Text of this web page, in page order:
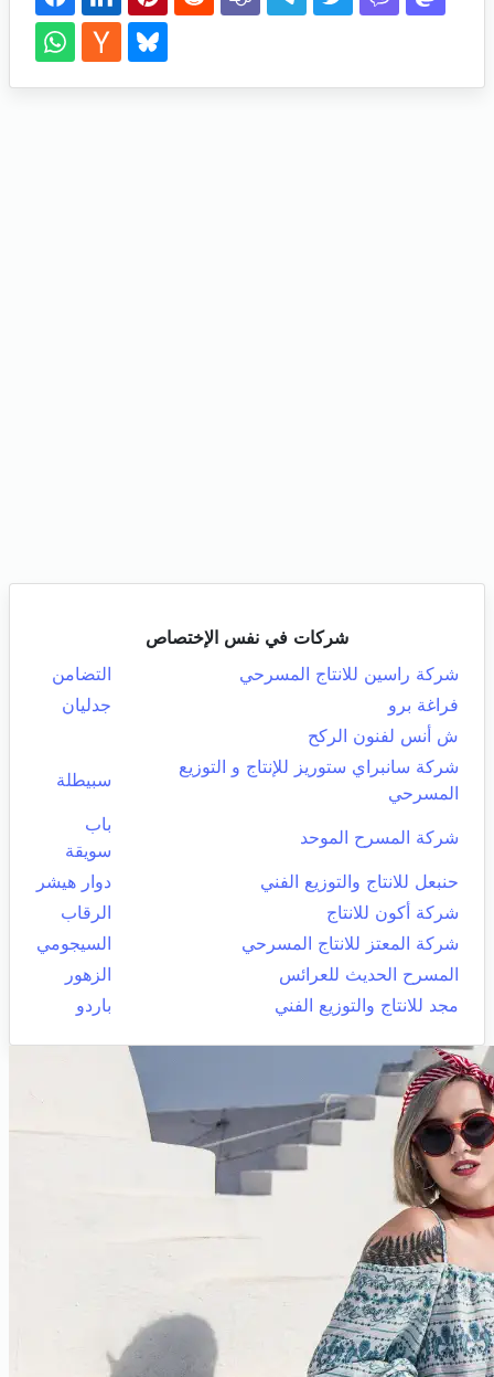
شركات في نفس الإختصاص
شركة راسين للانتاج المسرحي
التضامن
فراغة برو
جدليان
ش أنس لفنون الركح
شركة سانبراي ستوريز للإنتاج و التوزيع
المسرحي
سبيطلة
شركة المسرح الموحد
باب
سويقة
حنبعل للانتاج والتوزيع الفني
دوار هيشر
شركة أكون للانتاج
الرقاب
شركة المعتز للانتاج المسرحي
السيجومي
المسرح الحديث للعرائس
الزهور
مجد للانتاج والتوزيع الفني
باردو